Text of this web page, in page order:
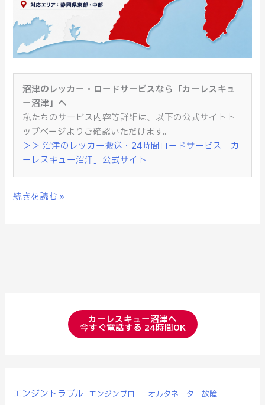
沼津のレッカー・ロードサービスなら「カーレスキュ
ー沼津」へ
私たちのサービス内容等詳細は、以下の公式サイトト
ップページよりご確認いただけます。
＞＞ 沼津のレッカー搬送・24時間ロードサービス「カ
ーレスキュー沼津」公式サイト
続きを読む »
カーレスキュー沼津へ
今すぐ電話する 24時間OK
エンジントラブル エンジンブロー オルタネーター故障